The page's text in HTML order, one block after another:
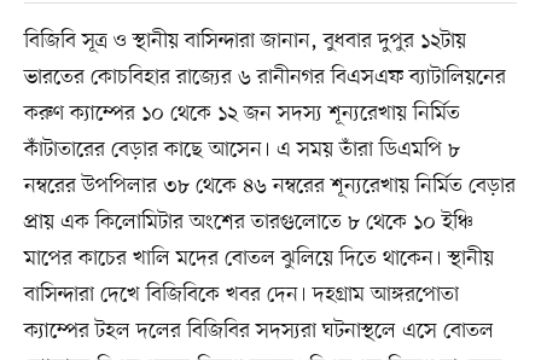
বিজিবি সূত্র ও স্থানীয় বাসিন্দারা জানান, বুধবার দুপুর ১২টায়
ভারতের কোচবিহার রাজ্যের ৬ রানীনগর বিএসএফ ব্যাটালিয়নের
করুণ ক্যাম্পের ১০ থেকে ১২ জন সদস্য শূন্যরেখায় নির্মিত
কাঁটাতারের বেড়ার কাছে আসেন। এ সময় তাঁরা ডিএমপি ৮
নম্বরের উপপিলার ৩৮ থেকে ৪৬ নম্বরের শূন্যরেখায় নির্মিত বেড়ার
প্রায় এক কিলোমিটার অংশের তারগুলোতে ৮ থেকে ১০ ইঞ্চি
মাপের কাচের খালি মদের বোতল ঝুলিয়ে দিতে থাকেন। স্থানীয়
বাসিন্দারা দেখে বিজিবিকে খবর দেন। দহগ্রাম আঙ্গরপোতা
ক্যাম্পের টহল দলের বিজিবির সদস্যরা ঘটনাস্থলে এসে বোতল